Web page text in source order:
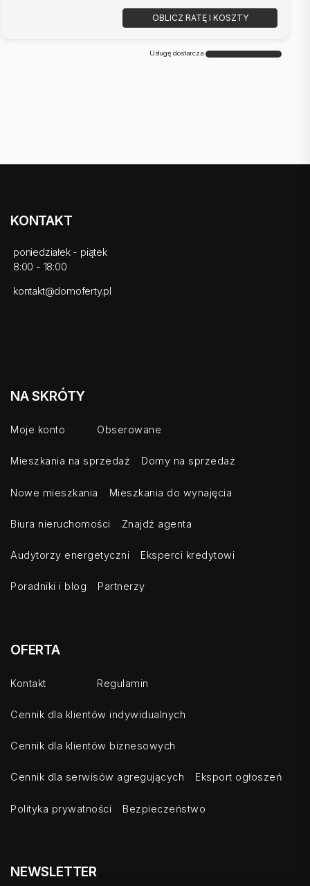
OBLICZ RATĘ I KOSZTY
Usługę dostarcza
KONTAKT
poniedziałek - piątek
8:00 - 18:00
kontakt@domoferty.pl
NA SKRÓTY
Moje konto Obserowane
Mieszkania na sprzedaż Domy na sprzedaż
Nowe mieszkania Mieszkania do wynajęcia
Biura nieruchomości Znajdź agenta
Audytorzy energetyczni Eksperci kredytowi
Poradniki i blog Partnerzy
OFERTA
Kontakt Regulamin
Cennik dla klientów indywidualnych
Cennik dla klientów biznesowych
Cennik dla serwisów agregujących Eksport ogłoszeń
Polityka prywatności Bezpieczeństwo
NEWSLETTER